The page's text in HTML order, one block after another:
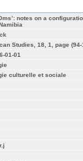
notes on a
Studies, 18, 1, page (94-
01-01
culturelle et sociale